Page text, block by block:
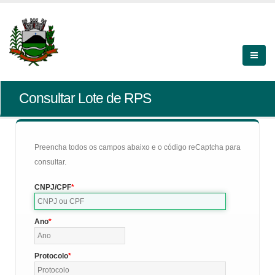
Consultar Lote de RPS
Preencha todos os campos abaixo e o código reCaptcha para
consultar.
CNPJ/CPF
Ano
Protocolo